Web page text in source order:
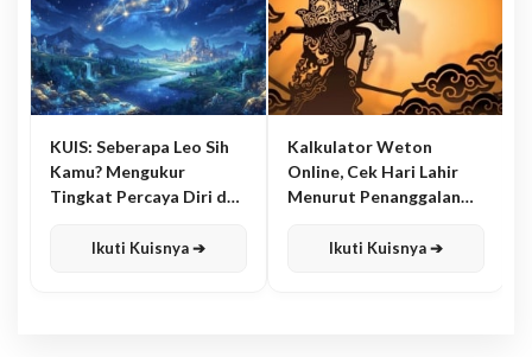
KUIS: Seberapa Leo Sih
Kamu? Mengukur
Tingkat Percaya Diri dan
Ikuti Kuisnya ➔
Kalkulator Weton
Online, Cek Hari Lahir
Menurut Penanggalan
Ikuti Kuisnya ➔